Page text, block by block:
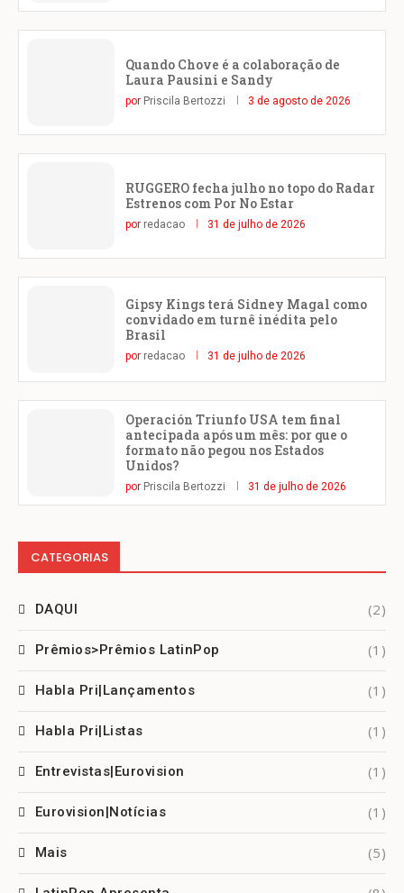
Quando Chove é a colaboração de
Laura Pausini e Sandy
por Priscila Bertozzi 3 de agosto de 2026
RUGGERO fecha julho no topo do Radar
Estrenos com Por No Estar
por redacao 31 de julho de 2026
Gipsy Kings terá Sidney Magal como
convidado em turnê inédita pelo
Brasil
por redacao 31 de julho de 2026
Operación Triunfo USA tem final
antecipada após um mês: por que o
formato não pegou nos Estados
Unidos?
por Priscila Bertozzi 31 de julho de 2026
CATEGORIAS
DAQUI (2)
Prêmios>Prêmios LatinPop (1)
Habla Pri|Lançamentos (1)
Habla Pri|Listas (1)
Entrevistas|Eurovision (1)
Eurovision|Notícias (1)
Mais (5)